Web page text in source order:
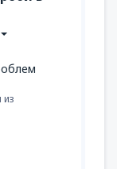
из